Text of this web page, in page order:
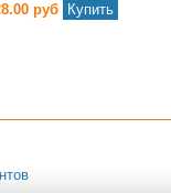
руб Купить